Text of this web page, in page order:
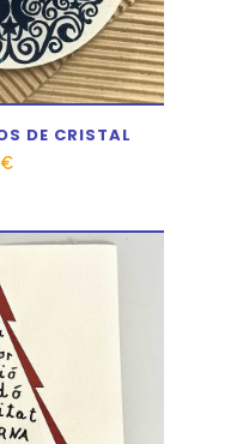
DE CRISTAL
€